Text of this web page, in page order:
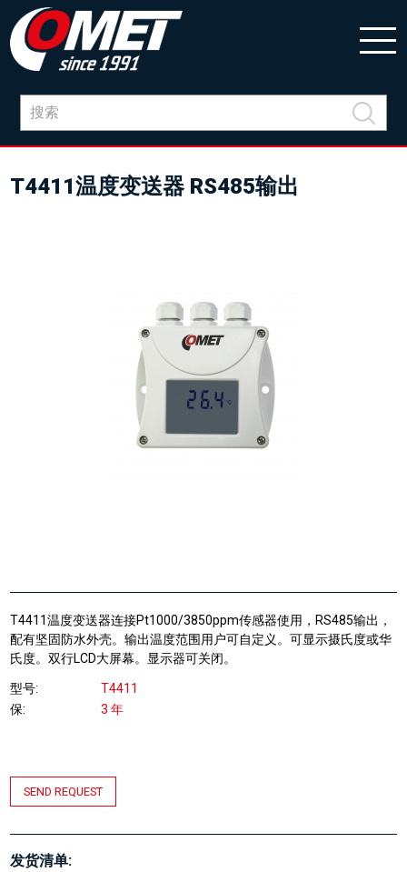
T4411温度变送器 RS485输出
T4411温度变送器连接Pt1000/3850ppm传感器使用，RS485输出，
配有坚固防水外壳。输出温度范围用户可自定义。可显示摄氏度或华
氏度。双行LCD大屏幕。显示器可关闭。
型号
T4411
保
3 年
SEND REQUEST
发货清单: